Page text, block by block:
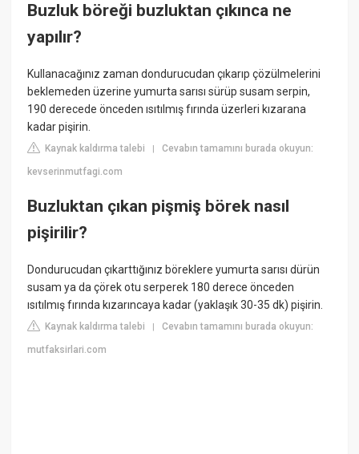
Buzluk böreği buzluktan çıkınca ne
yapılır?
Kullanacağınız zaman dondurucudan çıkarıp çözülmelerini
beklemeden üzerine yumurta sarısı sürüp susam serpin,
190 derecede önceden ısıtılmış fırında üzerleri kızarana
kadar pişirin.
Kaynak kaldırma talebi |Cevabın tamamını burada okuyun:
kevserinmutfagi.com
Buzluktan çıkan pişmiş börek nasıl
pişirilir?
Dondurucudan çıkarttığınız böreklere yumurta sarısı dürün
susam ya da çörek otu serperek 180 derece önceden
ısıtılmış fırında kızarıncaya kadar (yaklaşık 30-35 dk) pişirin.
Kaynak kaldırma talebi |Cevabın tamamını burada okuyun:
mutfaksirlari.com